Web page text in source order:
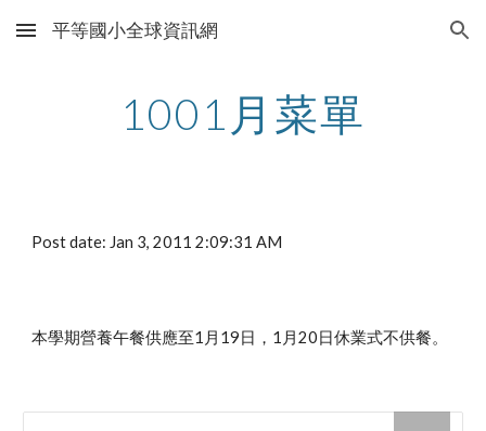
Skip to main content Skip to navigation
平等國小全球資訊網
1001月菜單
Post date: Jan 3, 2011 2:09:31 AM
本學期營養午餐供應至1月19日，1月20日休業式不供餐。